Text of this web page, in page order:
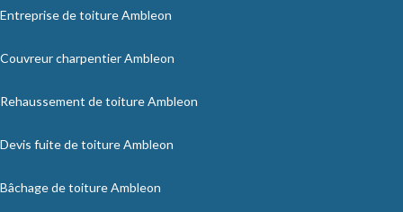
Entreprise de toiture Ambleon
Couvreur charpentier Ambleon
Rehaussement de toiture Ambleon
Devis fuite de toiture Ambleon
Bâchage de toiture Ambleon